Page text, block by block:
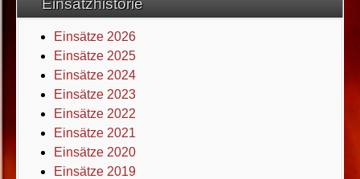
Einsatzhistorie
Einsätze 2026
Einsätze 2025
Einsätze 2024
Einsätze 2023
Einsätze 2022
Einsätze 2021
Einsätze 2020
Einsätze 2019